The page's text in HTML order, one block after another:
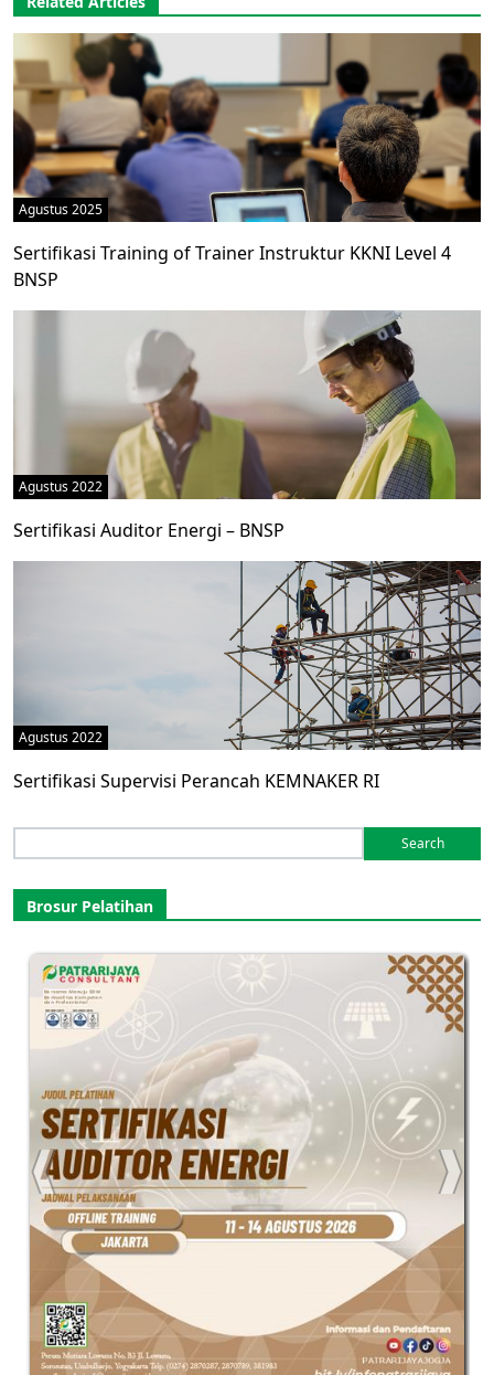
Agustus 2025
Sertifikasi Training of Trainer Instruktur KKNI Level 4
BNSP
Agustus 2022
Sertifikasi Auditor Energi – BNSP
Agustus 2022
Sertifikasi Supervisi Perancah KEMNAKER RI
for:
Brosur Pelatihan